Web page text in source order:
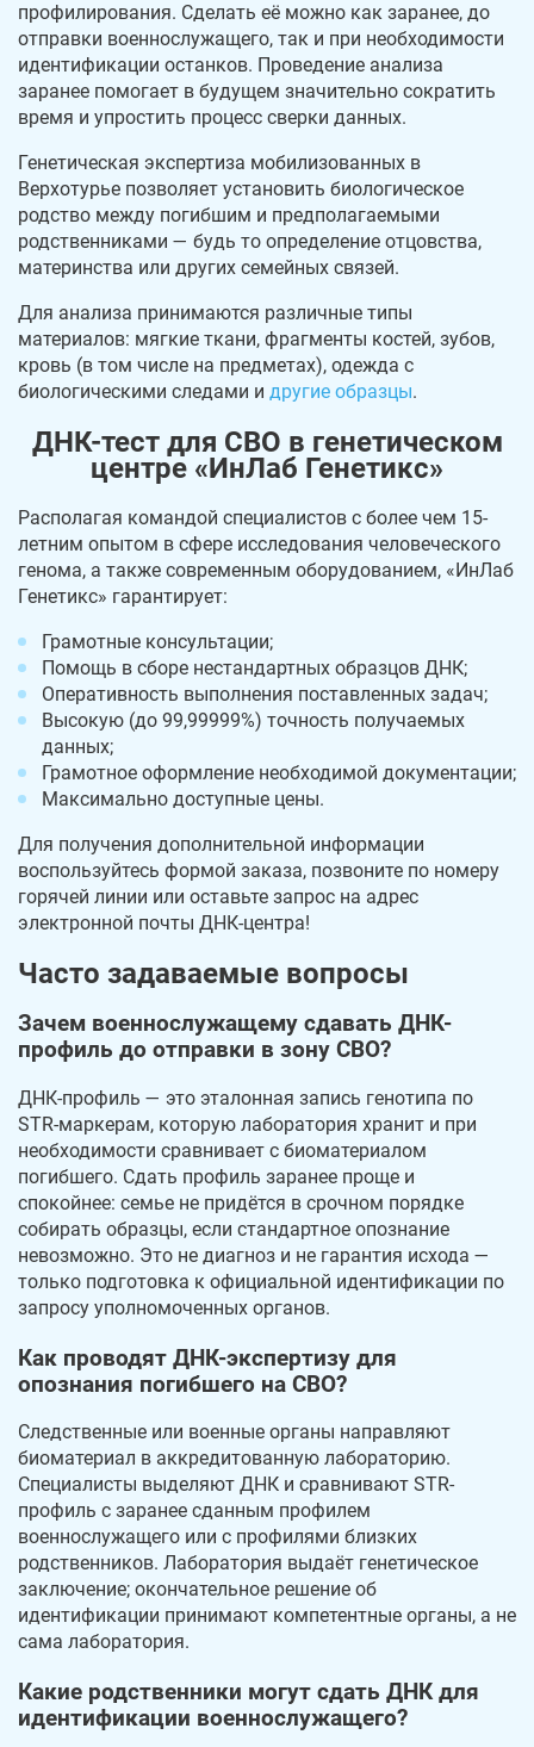
профилирования. Сделать её можно как заранее, до
отправки военнослужащего, так и при необходимости
идентификации останков. Проведение анализа
заранее помогает в будущем значительно сократить
время и упростить процесс сверки данных.
Генетическая экспертиза мобилизованных в
Верхотурье позволяет установить биологическое
родство между погибшим и предполагаемыми
родственниками — будь то определение отцовства,
материнства или других семейных связей.
Для анализа принимаются различные типы
материалов: мягкие ткани, фрагменты костей, зубов,
кровь (в том числе на предметах), одежда с
биологическими следами и другие образцы.
ДНК-тест для СВО в генетическом
центре «ИнЛаб Генетикс»
Располагая командой специалистов с более чем 15-
летним опытом в сфере исследования человеческого
генома, а также современным оборудованием, «ИнЛаб
Генетикс» гарантирует:
Грамотные консультации;
Помощь в сборе нестандартных образцов ДНК;
Оперативность выполнения поставленных задач;
Высокую (до 99,99999%) точность получаемых
данных;
Грамотное оформление необходимой документации;
Максимально доступные цены.
Для получения дополнительной информации
воспользуйтесь формой заказа, позвоните по номеру
горячей линии или оставьте запрос на адрес
электронной почты ДНК-центра!
Часто задаваемые вопросы
Зачем военнослужащему сдавать ДНК-
профиль до отправки в зону СВО?
ДНК-профиль — это эталонная запись генотипа по
STR-маркерам, которую лаборатория хранит и при
необходимости сравнивает с биоматериалом
погибшего. Сдать профиль заранее проще и
спокойнее: семье не придётся в срочном порядке
собирать образцы, если стандартное опознание
невозможно. Это не диагноз и не гарантия исхода —
только подготовка к официальной идентификации по
запросу уполномоченных органов.
Как проводят ДНК-экспертизу для
опознания погибшего на СВО?
Следственные или военные органы направляют
биоматериал в аккредитованную лабораторию.
Специалисты выделяют ДНК и сравнивают STR-
профиль с заранее сданным профилем
военнослужащего или с профилями близких
родственников. Лаборатория выдаёт генетическое
заключение; окончательное решение об
идентификации принимают компетентные органы, а не
сама лаборатория.
Какие родственники могут сдать ДНК для
идентификации военнослужащего?